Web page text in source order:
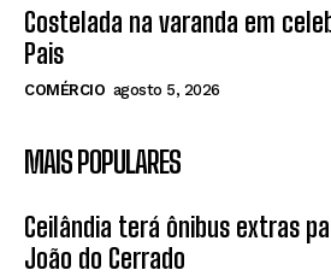
Costelada na varanda em
Pais
COMÉRCIO agosto 5, 2026
MAIS POPULARES
Ceilândia terá ônibus extras
João do Cerrado